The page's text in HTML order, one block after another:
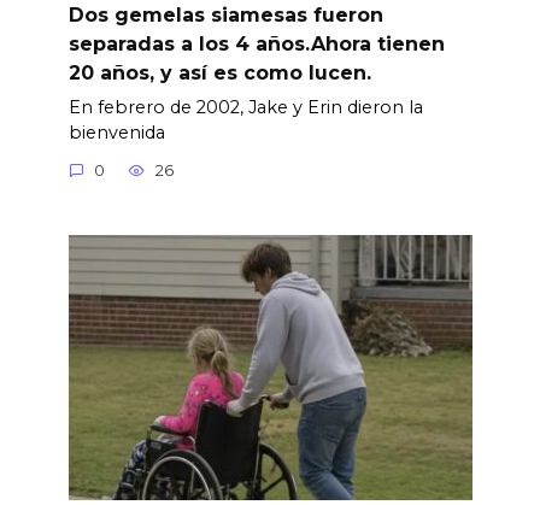
Dos gemelas siamesas fueron
separadas a los 4 años.Ahora tienen
20 años, y así es como lucen.
En febrero de 2002, Jake y Erin dieron la
bienvenida
0 26